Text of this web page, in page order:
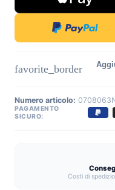
favorite_border
Numero articolo:
PAGAMENTO
SICURO:
Costi di